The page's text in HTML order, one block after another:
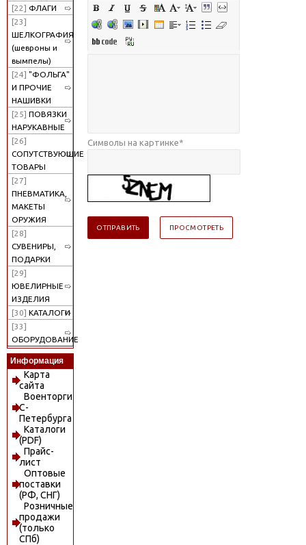
[22] ФЛАГИ
[23]
ШЕЛКОГРАФИЯ
(шевроны и
вымпелы)
[24] "ФОЛЬГА"
И ПРОЧИЕ
НАШИВКИ
[25] ПОВЯЗКИ
НАРУКАВНЫЕ
[26]
СОПУТСТВУЮЩИЕ
ТОВАРЫ
[27]
ПНЕВМАТИКА,
МАКЕТЫ
ОРУЖИЯ
[28]
СУВЕНИРЫ,
ПОДАРКИ
[29]
ЮВЕЛИРНЫЕ
ИЗДЕЛИЯ
[30] КАТАЛОГИ
[33]
ОБОРУДОВАНИЕ
Информация
Карта
сайта
Военторги
С-
Петербурга
Каталоги
(PDF)
Прайс-
лист
Оптовые
поставки
(РФ, СНГ)
Розничные
продажи
(только
СПб)
Символы на картинке*